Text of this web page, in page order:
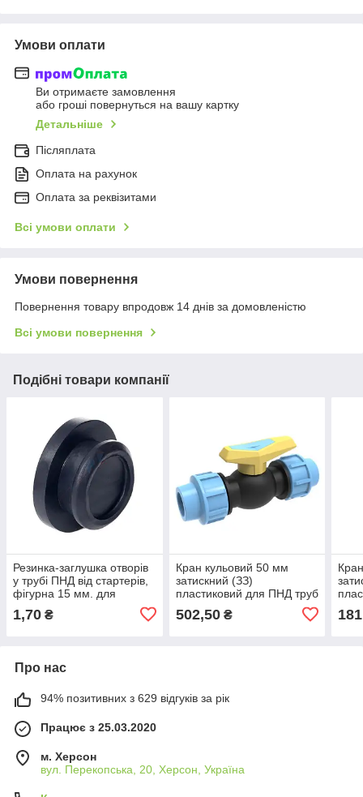
Умови оплати
Ви отримаєте замовлення
або гроші повернуться на вашу картку
Детальніше
Післяплата
Оплата на рахунок
Оплата за реквізитами
Всі умови оплати
Умови повернення
Повернення товару впродовж 14 днів за домовленістю
Всі умови повернення
Подібні товари компанії
Резинка-заглушка отворів
у трубі ПНД від стартерів,
фігурна 15 мм. для
зрошення. Santehplast SL-
1,70 ₴
Кран кульовий 50 мм
затискний (ЗЗ)
пластиковий для ПНД труб
502,50₴
Про нас
94% позитивних з 629 відгуків за рік
Працює з 25.03.2020
м. Херсон
вул. Перекопська, 20, Херсон, Україна